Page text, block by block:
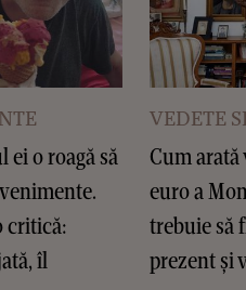
ei o roagă să
critică:
îl
VEDETE
Cum arată
euro a
trebuie să
prezent și